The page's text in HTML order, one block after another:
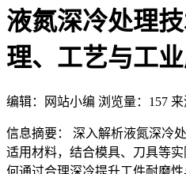
液氮深冷处理
理、工艺与工
编辑：网站小编 浏览量： 157
信息摘要： 深入解析液氮深冷
适用材料，结合模具、刀具等
何通过合理深冷提升工件耐磨